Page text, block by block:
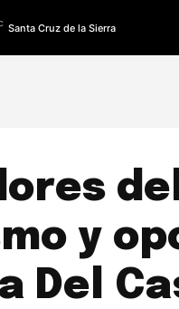
Santa Cruz de la Sierra
y
Del